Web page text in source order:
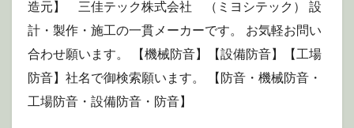
造元】 三佳テック株式会社 （ミヨシテック） 設
計・製作・施工の一貫メーカーです。 お気軽お問い
合わせ願います。 【機械防音】【設備防音】【工場
防音】社名で御検索願います。 【防音・機械防音・
工場防音・設備防音・防音】